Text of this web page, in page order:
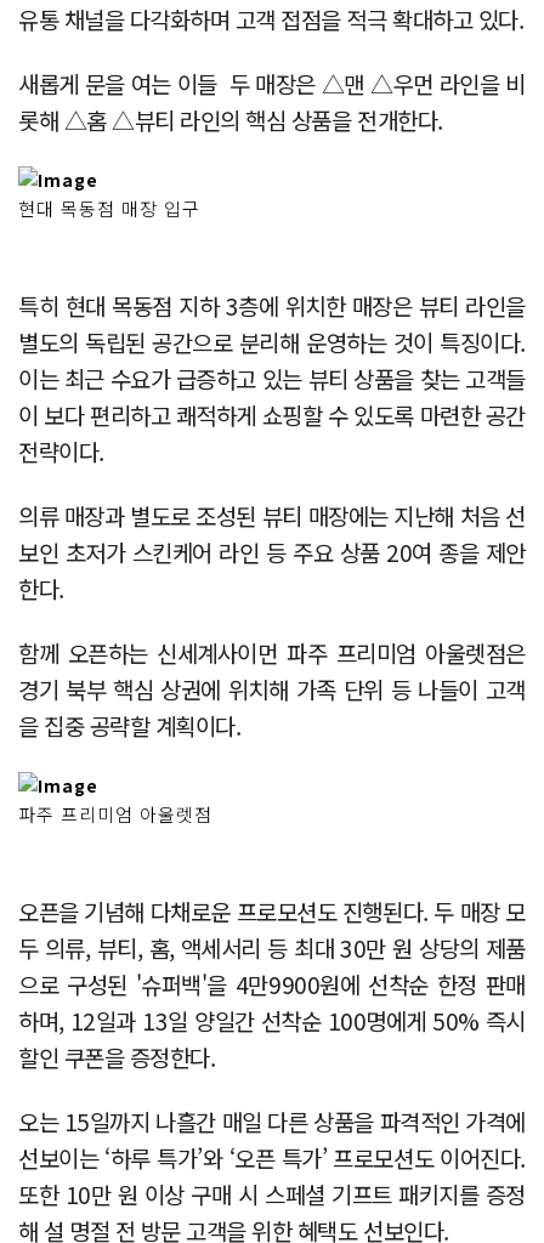
유통 채널을 다각화하며 고객 접점을 적극 확대하고 있다.
새롭게 문을 여는 이들 두 매장은 △맨 △우먼 라인을 비
롯해 △홈 △뷰티 라인의 핵심 상품을 전개한다.
현대 목동점 매장 입구
특히 현대 목동점 지하 3층에 위치한 매장은 뷰티 라인을
별도의 독립된 공간으로 분리해 운영하는 것이 특징이다.
이는 최근 수요가 급증하고 있는 뷰티 상품을 찾는 고객들
이 보다 편리하고 쾌적하게 쇼핑할 수 있도록 마련한 공간
전략이다.
의류 매장과 별도로 조성된 뷰티 매장에는 지난해 처음 선
보인 초저가 스킨케어 라인 등 주요 상품 20여 종을 제안
한다.
함께 오픈하는 신세계사이먼 파주 프리미엄 아울렛점은
경기 북부 핵심 상권에 위치해 가족 단위 등 나들이 고객
을 집중 공략할 계획이다.
파주 프리미엄 아울렛점
오픈을 기념해 다채로운 프로모션도 진행된다. 두 매장 모
두 의류, 뷰티, 홈, 액세서리 등 최대 30만 원 상당의 제품
으로 구성된 '슈퍼백'을 4만9900원에 선착순 한정 판매
하며, 12일과 13일 양일간 선착순 100명에게 50% 즉시
할인 쿠폰을 증정한다.
오는 15일까지 나흘간 매일 다른 상품을 파격적인 가격에
선보이는 ‘하루 특가’와 ‘오픈 특가’ 프로모션도 이어진다.
또한 10만 원 이상 구매 시 스페셜 기프트 패키지를 증정
해 설 명절 전 방문 고객을 위한 혜택도 선보인다.